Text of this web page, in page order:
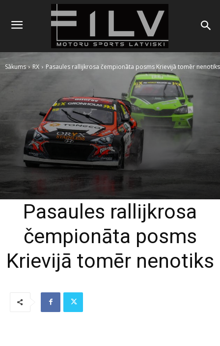
Sākums RX Pasaules rallijkrosa čempionāta posms Krievijā tomēr nenotiks
Pasaules rallijkrosa
čempionāta posms
Krievijā tomēr nenotiks